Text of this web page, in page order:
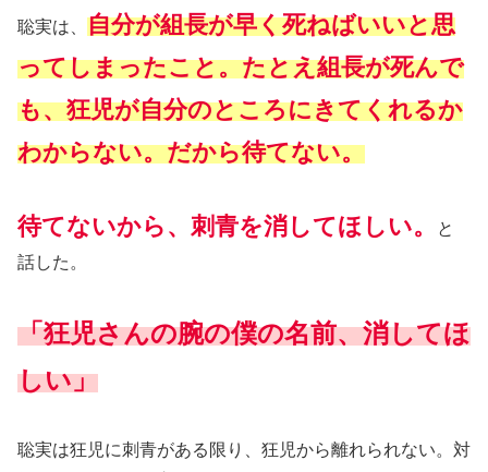
聡実は、 自分が組長が早く死ねばいいと思
ってしまったこと。たとえ組長が死んで
も、狂児が自分のところにきてくれるか
わからない。だから待てない。
待てないから、刺青を消してほしい。
と
話した。
「狂児さんの腕の僕の名前、消してほ
しい」
聡実は狂児に刺青がある限り、狂児から離れられない。対